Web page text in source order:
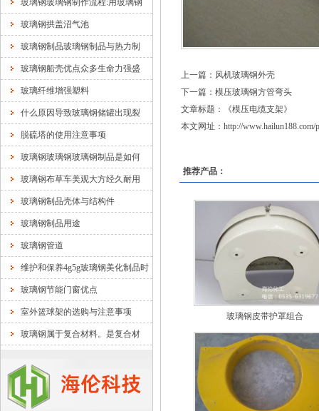
玻璃钢玻璃钢制作流程:用玻璃钢
玻璃钢拱盖沼气池
玻璃钢制品玻璃钢制品与热力制
玻璃钢船壳优点众多生命力强盛
玻璃纤维增强塑料
什么原因导致玻璃钢储罐出现裂
脱硫塔的使用注意事项
玻璃钢玻璃钢玻璃钢制品是如何
玻璃钢布草车美观大方经久耐用
玻璃钢制品壳体与结构件
玻璃钢制品用途
玻璃钢管道
维护和保养4g5g玻璃钢美化制品时
玻璃钢节能门窗优点
室外篮球架的选购与注意事项
玻璃钢属于复合材料。是复合材
上一篇： 风机玻璃钢外壳
下一篇： 模压玻璃钢方管弯头
文章标题：《模压电缆支架》
本文网址： http://www.hailun188.com/
推荐产品：
玻璃钢皮带护罩组合